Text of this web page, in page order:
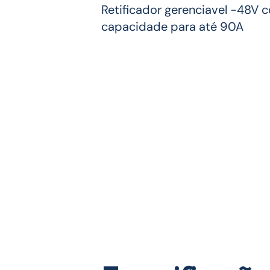
Retificador gerenciavel -48V
capacidade para até 90A